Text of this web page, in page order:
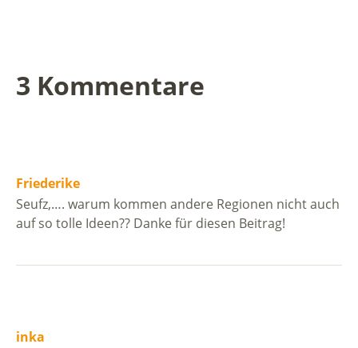
3 Kommentare
Friederike
Seufz,…. warum kommen andere Regionen nicht auch
auf so tolle Ideen?? Danke für diesen Beitrag!
inka